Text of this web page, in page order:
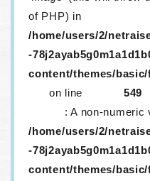
of PHP) in
/home/users/2/
-
content/themes/
on line
549
: A non-numeric
/home/users/2/
-
content/themes/